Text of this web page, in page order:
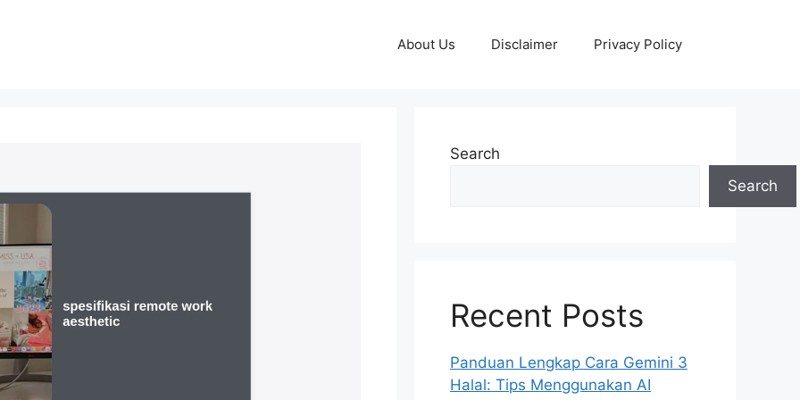
About Us Disclaimer Privacy Policy
Search
Search
Recent Posts
Panduan Lengkap Cara Gemini 3
Halal: Tips Menggunakan AI